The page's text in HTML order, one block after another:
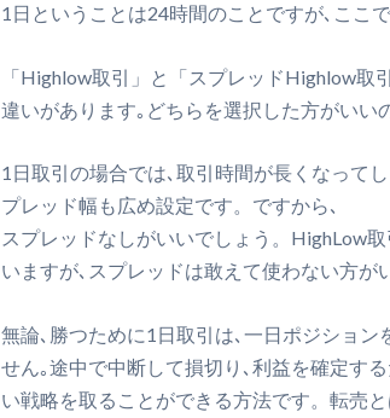
1日ということは24時間のことですが､ここ
「Highlow取引」と「スプレッドHighlow取
違いがあります｡どちらを選択した方がいい
1日取引の場合では､取引時間が長くなって
プレッド幅も広め設定です。ですから､
スプレッドなしがいいでしょう。HighLow
いますが､スプレッドは敢えて使わない方が
無論､勝つために1日取引は､一日ポジショ
せん｡途中で中断して損切り､利益を確定す
い戦略を取ることができる方法です。転売